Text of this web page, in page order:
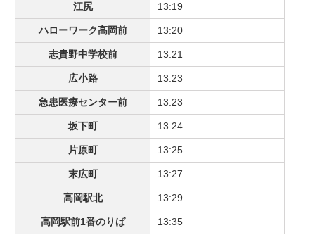
江尻 13:19
ハローワーク高岡前 13:20
志貴野中学校前 13:21
広小路 13:23
急患医療センター前 13:23
坂下町 13:24
片原町 13:25
末広町 13:27
高岡駅北 13:29
高岡駅前1番のりば 13:35